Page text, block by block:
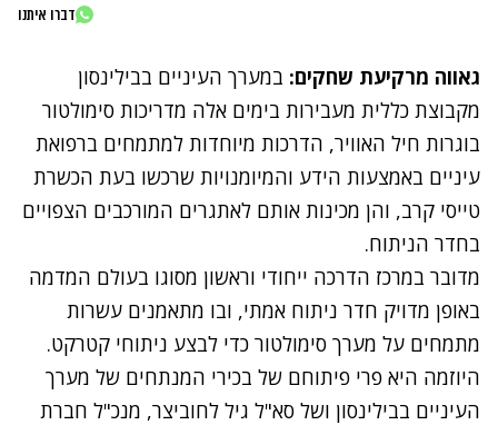
דברו איתנו
גאווה מרקיעת שחקים: במערך העיניים בבילינסון
מקבוצת כללית מעבירות בימים אלה מדריכות סימולטור
בוגרות חיל האוויר, הדרכות מיוחדות למתמחים ברפואת
עיניים באמצעות הידע והמיומנויות שרכשו בעת הכשרת
טייסי קרב, והן מכינות אותם לאתגרים המורכבים הצפויים
בחדר הניתוח.
מדובר במרכז הדרכה ייחודי וראשון מסוגו בעולם המדמה
באופן מדויק חדר ניתוח אמתי, ובו מתאמנים עשרות
מתמחים על מערך סימולטור כדי לבצע ניתוחי קטרקט.
היוזמה היא פרי פיתוחם של בכירי המנתחים של מערך
העיניים בבילינסון ושל סא"ל גיל לחוביצר, מנכ"ל חברת